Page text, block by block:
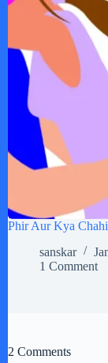
Phir Aur Kya
sanskar
1 Comment
2 Comments